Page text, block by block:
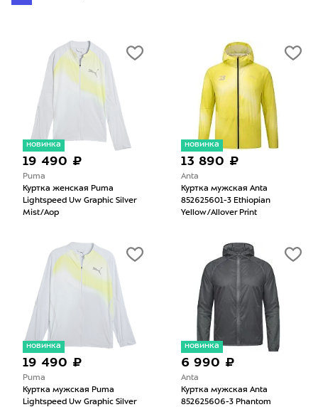
новинка
19 490 ₽
Puma
Куртка женская Puma
Lightspeed Uw Graphic Silver
Mist/Aop
новинка
13 890 ₽
Anta
Куртка мужская Anta
852625601-3 Ethiopian
Yellow/Allover Print
новинка
19 490 ₽
Puma
Куртка мужская Puma
Lightspeed Uw Graphic Silver
новинка
6 990 ₽
Anta
Куртка мужская Anta
852625606-3 Phantom